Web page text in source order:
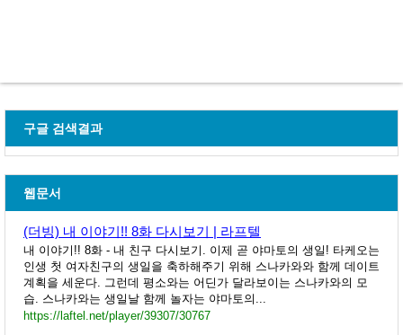
구글 검색결과
웹문서
(더빙) 내 이야기!! 8화 다시보기 | 라프텔
내 이야기!! 8화 - 내 친구 다시보기. 이제 곧 야마토의 생일! 타케오는
인생 첫 여자친구의 생일을 축하해주기 위해 스나카와와 함께 데이트
계획을 세운다. 그런데 평소와는 어딘가 달라보이는 스나카와의 모
습. 스나카와는 생일날 함께 놀자는 야마토의...
https://laftel.net/player/39307/30767